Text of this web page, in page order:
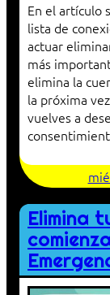
En el artículo
lista de
actuar
más
elimina la
la próxima
vuelves a
Elimina